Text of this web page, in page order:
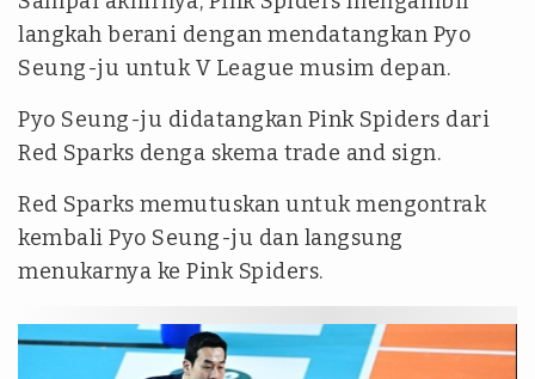
langkah berani dengan mendatangkan Pyo
Seung-ju untuk V League musim depan.
Pyo Seung-ju didatangkan Pink Spiders dari
Red Sparks denga skema trade and sign.
Red Sparks memutuskan untuk mengontrak
kembali Pyo Seung-ju dan langsung
menukarnya ke Pink Spiders.